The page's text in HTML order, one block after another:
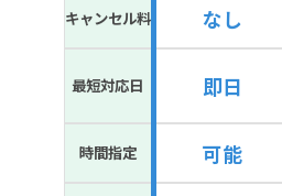
キャンセル料 なし
最短対応日 即日
時間指定 可能